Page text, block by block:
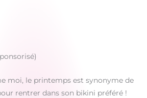
moi, le printemps est synonyme de
rentrer dans son bikini préféré !